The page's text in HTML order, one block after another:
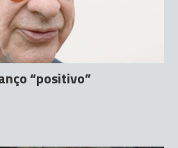
“positivo”